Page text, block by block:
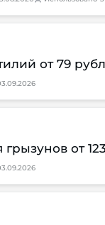
от 79
от